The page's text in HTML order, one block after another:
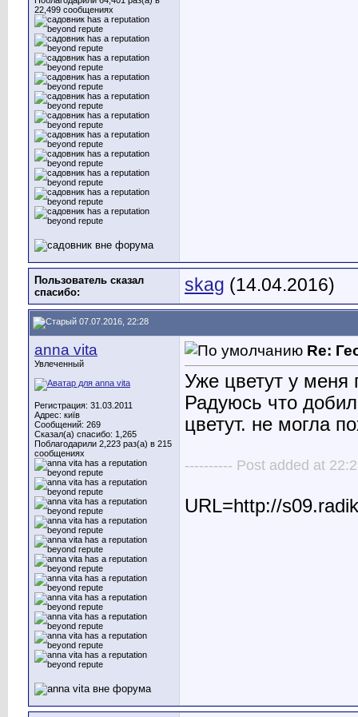
22,499 сообщениях
Пользователь сказал
cпасибо:
skag (14.04.2016)
07.07.2016, 22:28
anna vita
Увлеченный
Регистрация: 31.03.2011
Адрес: київ
Сообщений: 269
Сказал(а) спасибо: 1,265
Поблагодарили 2,223 раз(а) в 215
сообщениях
Re:
Уже цветут у меня
Радуюсь что
цветут. не могла
---------- Post added at
URL=http://